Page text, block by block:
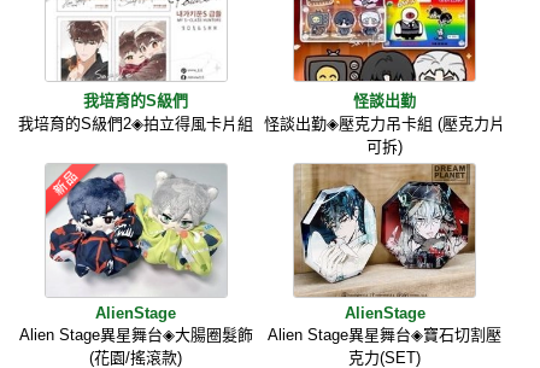
我培育的S級們
我培育的S級們2◈拍立得風卡片組
怪談出勤
怪談出勤◈壓克力吊卡組 (壓克力片
可拆)
AlienStage
Alien Stage異星舞台◈大腸圈髮飾
(花園/搖滾款)
AlienStage
Alien Stage異星舞台◈寶石切割壓
克力(SET)